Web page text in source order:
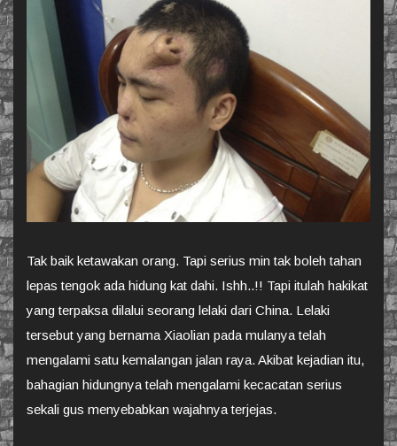
Tak baik ketawakan orang. Tapi serius min tak boleh tahan
lepas tengok ada hidung kat dahi. Ishh..!! Tapi itulah hakikat
yang terpaksa dilalui seorang lelaki dari China. Lelaki
tersebut yang bernama Xiaolian pada mulanya telah
mengalami satu kemalangan jalan raya. Akibat kejadian itu,
bahagian hidungnya telah mengalami kecacatan serius
sekali gus menyebabkan wajahnya terjejas.